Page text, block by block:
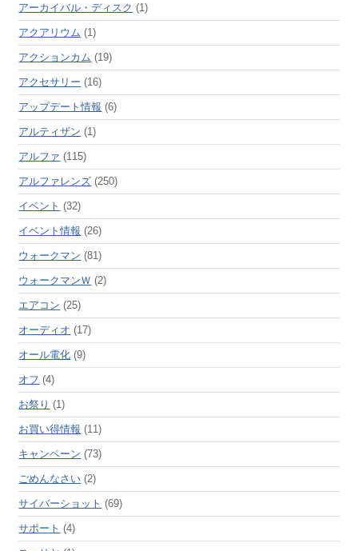
アーカイバル・ディスク (1)
アクアリウム (1)
アクションカム (19)
アクセサリー (16)
アップデート情報 (6)
アルティザン (1)
アルファ (115)
アルファレンズ (250)
イベント (32)
イベント情報 (26)
ウォークマン (81)
ウォークマンＷ (2)
エアコン (25)
オーディオ (17)
オール電化 (9)
オフ (4)
お祭り (1)
お買い得情報 (11)
キャンペーン (73)
ごめんなさい (2)
サイバーショット (69)
サポート (4)